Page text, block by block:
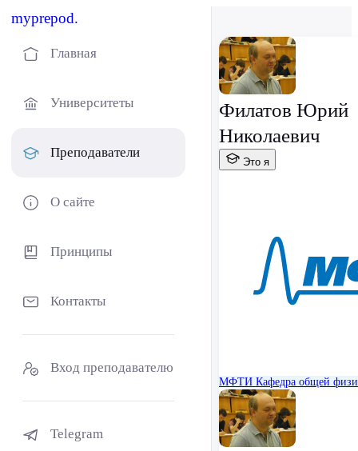
myprepod.
Главная
Университеты
Преподаватели
О сайте
Принципы
Контакты
Вход преподавателю
Telegram
Филатов Юрий
Николаевич
Это я
МФТИ Кафедра общей